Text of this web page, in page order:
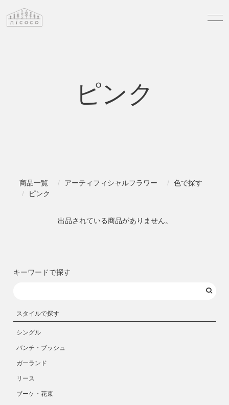
ピンク
商品一覧 アーティフィシャルフラワー
色で探す
ピンク
出品されている商品がありません。
キーワードで探す
スタイルで探す
シングル
バンチ・ブッシュ
ガーランド
リース
ブーケ・花束